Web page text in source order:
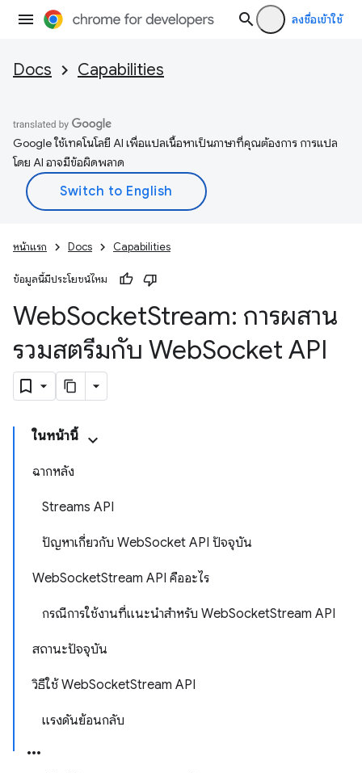
ลงชื่อเข้าใช้
Docs Capabilities
Google ใช้เทคโนโลยี AI เพื่อแปลเนื้อหาเป็นภาษาที่คุณต้องการ การแปล
โดย AI อาจมีข้อผิดพลาด
หน้าแรก Docs Capabilities
ข้อมูลนี้มีประโยชน์ไหม
WebSocketStream: การผสาน
รวมสตรีมกับ WebSocket API
ในหน้านี้
ฉากหลัง
Streams API
ปัญหาเกี่ยวกับ WebSocket API ปัจจุบัน
WebSocketStream API คืออะไร
กรณีการใช้งานที่แนะนำสำหรับ WebSocketStream API
สถานะปัจจุบัน
วิธีใช้ WebSocketStream API
แรงดันย้อนกลับ